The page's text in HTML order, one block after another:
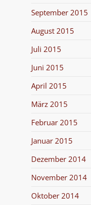
September 2015
August 2015
Juli 2015
Juni 2015
April 2015
März 2015
Februar 2015
Januar 2015
Dezember 2014
November 2014
Oktober 2014